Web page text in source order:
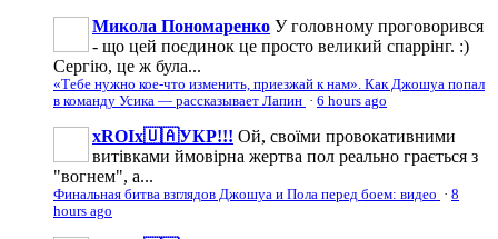
Микола Пономаренко У головному проговорився
- що цей поєдинок це просто великий спаррінг. :)
Сергію, це ж була...
«Тебе нужно кое-что изменить, приезжай к нам». Как Джошуа попал
в команду Усика — рассказывает Лапин · 6 hours ago
xROIx🇺🇦УКР!!! Ой, своїми провокативними
витівками ймовірна жертва пол реально грається з
"вогнем", а...
Финальная битва взглядов Джошуа и Пола перед боем: видео · 8
hours ago